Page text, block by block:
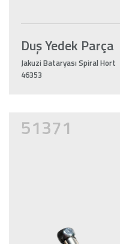
Duş Yedek Parça
Jakuzi Bataryası Spiral Hort
46353
51371